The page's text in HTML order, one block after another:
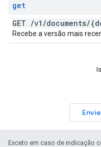
get
GET /v1 /documents/
Recebe a versão mais
Exceto em caso de indicação